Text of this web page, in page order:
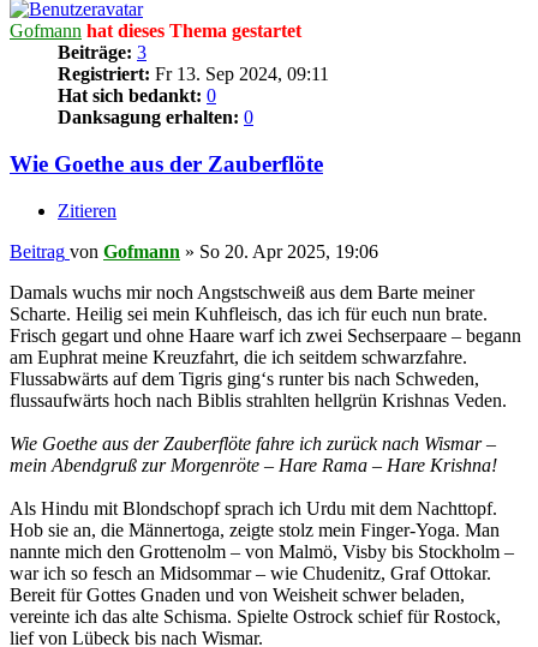
Gofmann hat dieses Thema gestartet
Beiträge: 3
Registriert: Fr 13. Sep 2024, 09:11
Hat sich bedankt: 0
Danksagung erhalten: 0
Wie Goethe aus der Zauberflöte
Zitieren
Beitrag von Gofmann » So 20. Apr 2025, 19:06
Damals wuchs mir noch Angstschweiß aus dem Barte meiner
Scharte. Heilig sei mein Kuhfleisch, das ich für euch nun brate.
Frisch gegart und ohne Haare warf ich zwei Sechserpaare – begann
am Euphrat meine Kreuzfahrt, die ich seitdem schwarzfahre.
Flussabwärts auf dem Tigris ging‘s runter bis nach Schweden,
flussaufwärts hoch nach Biblis strahlten hellgrün Krishnas Veden.
Wie Goethe aus der Zauberflöte fahre ich zurück nach Wismar –
mein Abendgruß zur Morgenröte – Hare Rama – Hare Krishna!
Als Hindu mit Blondschopf sprach ich Urdu mit dem Nachttopf.
Hob sie an, die Männertoga, zeigte stolz mein Finger-Yoga. Man
nannte mich den Grottenolm – von Malmö, Visby bis Stockholm –
war ich so fesch an Midsommar – wie Chudenitz, Graf Ottokar.
Bereit für Gottes Gnaden und von Weisheit schwer beladen,
vereinte ich das alte Schisma. Spielte Ostrock schief für Rostock,
lief von Lübeck bis nach Wismar.